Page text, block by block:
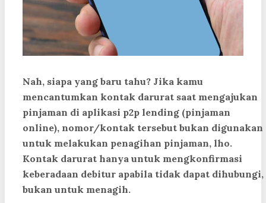
Nah, siapa yang baru tahu? Jika kamu
mencantumkan kontak darurat saat mengajukan
pinjaman di aplikasi p2p lending (pinjaman
online), nomor/kontak tersebut bukan digunakan
untuk melakukan penagihan pinjaman, lho.
Kontak darurat hanya untuk mengkonfirmasi
keberadaan debitur apabila tidak dapat dihubungi,
bukan untuk menagih.